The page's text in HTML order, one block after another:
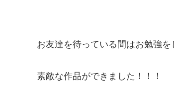
お友達を待っている間はお勉強
素敵な作品ができました！！！